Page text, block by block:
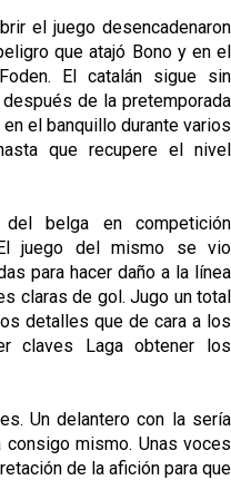
el juego desencadenaron
que atajó Bono y en el
El catalán sigue sin
de la pretemporada
el banquillo durante varios
que recupere el nivel
belga en competición
juego del mismo se vio
para hacer daño a la línea
claras de gol. Jugo un total
detalles que de cara a los
claves Laga obtener los
Un delantero con la sería
mismo. Unas voces
de la afición para que